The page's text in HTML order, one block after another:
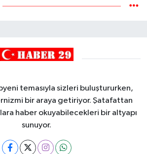
temasıyla sizleri buluştururken,
bir araya getiriyor. Şatafattan
haber okuyabilecekleri bir altyapı
sunuyor.